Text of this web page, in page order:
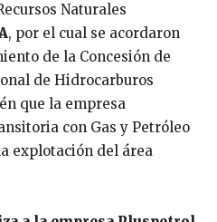
Naturales
, por el cual se acordaron
de la Concesión de
de Hidrocarburos
que la empresa
con Gas y Petróleo
explotación del área